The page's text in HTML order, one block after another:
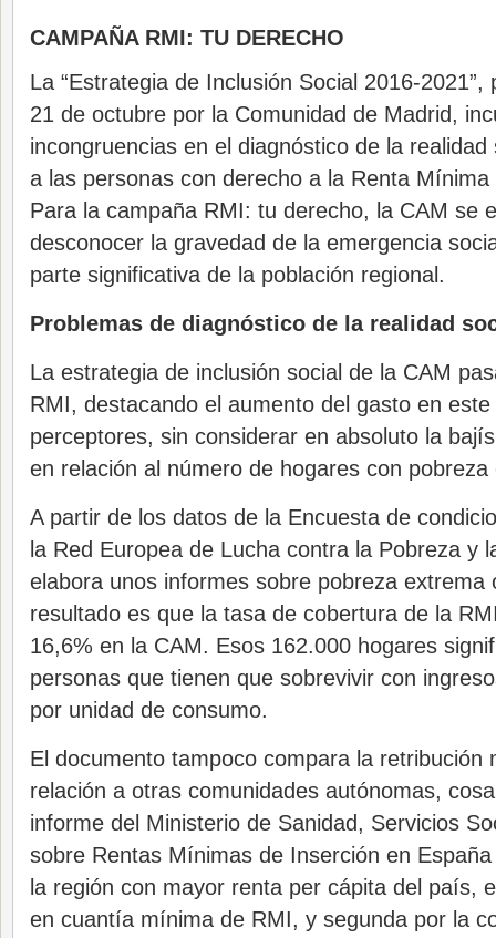
CAMPAÑA RMI: TU DERECHO
La “Estrategia de Inclusión Social 2016-
21 de octubre por la Comunidad de Madrid,
incongruencias en el diagnóstico de la
a las personas con derecho a la Renta
Para la campaña RMI: tu derecho, la CAM se
desconocer la gravedad de la emergencia
parte significativa de la población regional.
Problemas de diagnóstico de la realidad
La estrategia de inclusión social de la CAM
RMI, destacando el aumento del gasto en
perceptores, sin considerar en absoluto la
en relación al número de hogares con
A partir de los datos de la Encuesta de
la Red Europea de Lucha contra la Pobreza y
elabora unos informes sobre pobreza extrema
resultado es que la tasa de cobertura de la
16,6% en la CAM. Esos 162.000 hogares
personas que tienen que sobrevivir con
por unidad de consumo.
El documento tampoco compara la retribución
relación a otras comunidades autónomas,
informe del Ministerio de Sanidad, Servicios
sobre Rentas Mínimas de Inserción en
la región con mayor renta per cápita del país,
en cuantía mínima de RMI, y segunda por la